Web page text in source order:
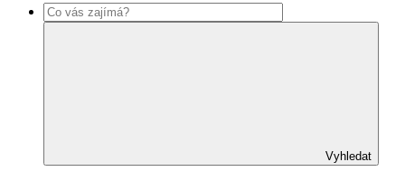
Vyhledat